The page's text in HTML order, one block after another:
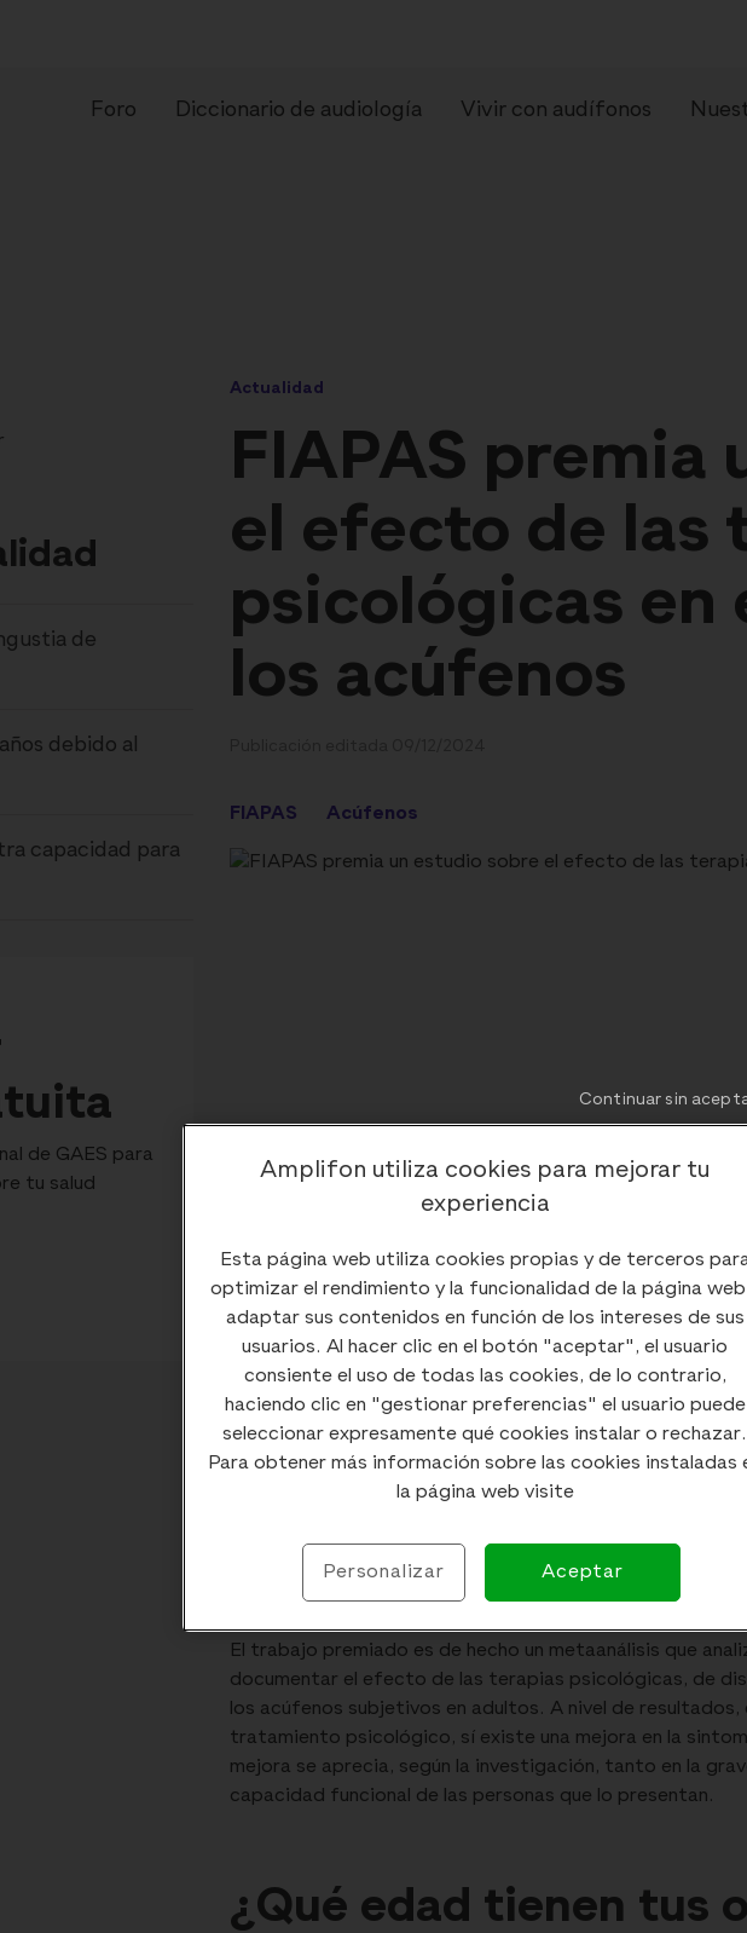
Foro Diccionario de audiología Vivir con audífonos
de
debido al
capacidad para
de GAES para
tu salud
Actualidad
FIAPAS premia
el efecto de las
psicológicas en
los acúfenos
FIAPAS Acúfenos
Losacúfenospueden afectar de forma notable la
intensidad de lospitidos en los oídos pueden generar
recurrir a terapias psicológicas es una posible opción.
estudio ganador del Premio Fiapas de Investigación en
de las terapias psicológicas sobre la angustia por
Sampalo Franco, psicóloga general sanitaria,
llevado este galardón por unanimidad del jurado.
Mejora en la
El trabajo premiado es de hecho un metaanálisis que
documentar el efecto de las terapias psicológicas, de
los acúfenos subjetivos en adultos. A nivel de
tratamiento psicológico, sí existe una mejora en la
mejora se aprecia, según la investigación, tanto en la
capacidad funcional de las personas que lo presentan.
¿Qué edad tienen tus
Amplifon utiliza cookies para mejorar tu
experiencia
Esta página web utiliza cookies propias y de terceros
optimizar el rendimiento y la funcionalidad de la página
adaptar sus contenidos en función de los intereses de sus
usuarios. Al hacer clic en el botón "aceptar", el usuario
consiente el uso de todas las cookies, de lo contrario,
haciendo clic en "gestionar preferencias" el usuario puede
seleccionar expresamente qué cookies instalar o rechazar.
Para obtener más información sobre las cookies instaladas
la página web visite
Personalizar Aceptar
Continuar sin